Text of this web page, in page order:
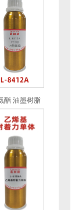
酯 油墨树脂